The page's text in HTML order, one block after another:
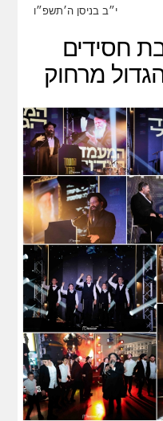
י״ב בניסן ה׳תשפ״ו
חסידים
מרחוק